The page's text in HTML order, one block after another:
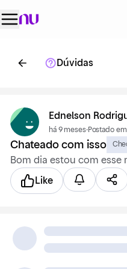
Dúvidas
Ednelson
há 9 meses·Postado
Chateado com isso
Bom dia estou com esse
Like